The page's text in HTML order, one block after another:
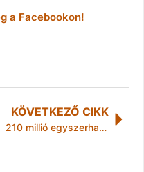
a Facebookon!
KÖVETKEZŐ CIKK
210 millió egyszerhasználatos műanyag eszköztől szabadul meg az Air France 2019 végére